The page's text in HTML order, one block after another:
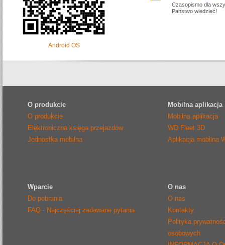
Android OS
Czasopismo dla
Państwo wiedzieć!
O produkcie
O produkcie
Elektroniczna księga przejazdów
Jednostka mobilna
Mobilna aplikacja
Mobilna aplikacja
WD Fleet 3D
Aplikacja mobilna
Wparcie
Do pobrania
FAQ - Najczęściej zadawane pytania
O nas
O nas
Kontakty
Polityka
osobowych